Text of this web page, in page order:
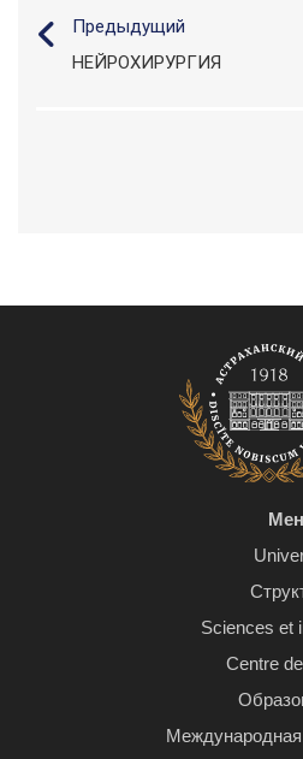
Предыдущий
НЕЙРОХИРУРГИЯ
Sciences et
Centre
Международная